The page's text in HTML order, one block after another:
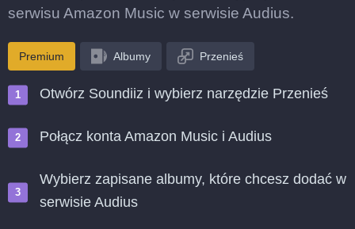
serwisu Amazon Music w serwisie Audius.
Premium Albumy Przenieś
Otwórz Soundiiz i wybierz narzędzie Przenieś
Połącz konta Amazon Music i Audius
Wybierz zapisane albumy, które chcesz dodać w
serwisie Audius